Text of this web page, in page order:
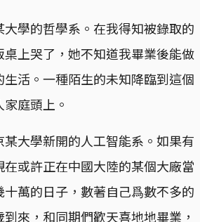
學的哲學系。在我得知被錄取的
上哭了，她不知道我畢業後能做
活。一種陌生的未知降臨到這個
庭頭上。
大學新開的人工智能系。如果有
或許正在中國大陸的某個大廠當
萬的日子，數著自己爲數不多的
來，和同期們歡天喜地地畢業，